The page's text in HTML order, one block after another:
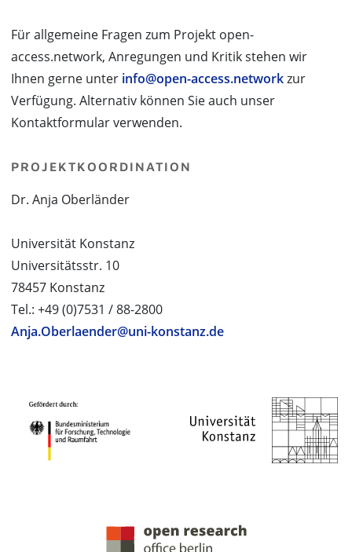
Für allgemeine Fragen zum Projekt open-
access.network, Anregungen und Kritik stehen wir
Ihnen gerne unter info@open-access.networkzur
Verfügung. Alternativ können Sie auch unser
Kontaktformular verwenden.
PROJEKTKOORDINATION
Dr. Anja Oberländer
Universität Konstanz
Universitätsstr. 10
78457 Konstanz
Tel.: +49 (0)7531 / 88-2800
Anja.Oberlaender@uni-konstanz.de